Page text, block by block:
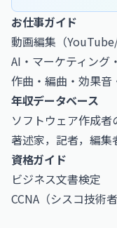
お仕事ガイド
動画編集（
AI・マーケティング
作曲・編曲・効果
年収データベース
ソフトウェア作成
著述家，記者，編
資格ガイド
ビジネス文書検定
CCNA（シスコ技術者